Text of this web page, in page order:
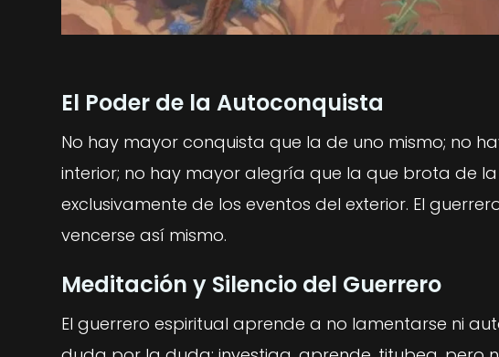
El Poder de la Autoconquista
No hay mayor conquista que la de uno mismo; no
interior; no hay mayor alegría que la que brota de
exclusivamente de los eventos del exterior. El
vencerse así mismo.
Meditación y Silencio del Guerrero
El guerrero espiritual aprende a no lamentarse ni